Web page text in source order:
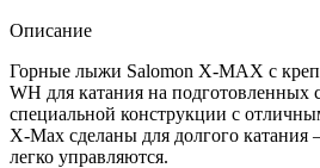
Описание
Горные лыжи Salomon X-MAX с
WH для катания на подготовленных
специальной конструкции с
X-Max сделаны для долгого
легко управляются.